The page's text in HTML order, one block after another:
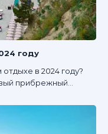
году
в 2024 году?
прибрежный...